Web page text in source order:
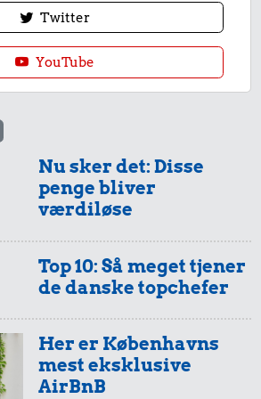
Twitter
YouTube
Nu sker det: Disse
penge bliver
værdiløse
Top 10: Så meget tjener
de danske topchefer
Her er Københavns
mest eksklusive
AirBnB